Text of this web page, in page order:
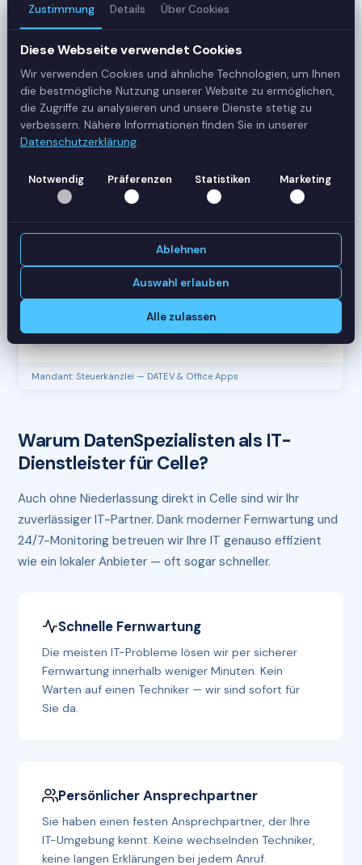
3
42
Sessions
SERVER-AUSLASTUNG
RDS-SRV01
18 Sessions
RAM
78%
RDS-SRV02
14 Sessions
RAM
61%
Mandant: Steuerkanzlei — DATEV & Office Apps
Warum DatenSpezialisten als IT-
Dienstleister für Celle?
Auch ohne Niederlassung direkt in Celle sind wir Ihr
zuverlässiger IT-Partner. Dank moderner Fernwartung und
24/7-Monitoring betreuen wir Ihre IT genauso effizient
wie ein lokaler Anbieter — oft sogar schneller.
Schnelle Fernwartung
Die meisten IT-Probleme lösen wir per sicherer
Fernwartung innerhalb weniger Minuten. Kein
Warten auf einen Techniker — wir sind sofort für
Sie da.
Persönlicher Ansprechpartner
Sie haben einen festen Ansprechpartner, der Ihre
IT-Umgebung kennt. Keine wechselnden Techniker,
keine langen Erklärungen bei jedem Anruf.
Zustimmung Details Über Cookies
Diese Webseite verwendet Cookies
Wir verwenden Cookies und ähnliche Technologien, um Ihnen
die bestmögliche Nutzung unserer Website zu ermöglichen,
die Zugriffe zu analysieren und unsere Dienste stetig zu
verbessern. Nähere Informationen finden Sie in unserer
Datenschutzerklärung.
Notwendig Präferenzen Statistiken Marketing
Ablehnen
Auswahl erlauben
Alle zulassen